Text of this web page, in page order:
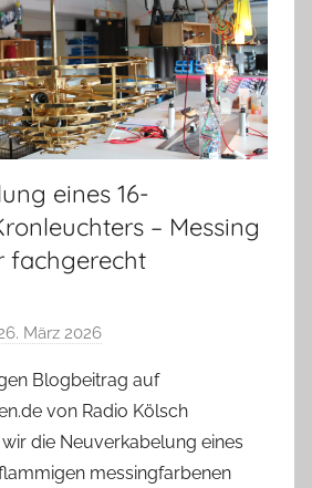
eines 16-
– Messing
fachgerecht
März 2026
n
A
n
d
Blogbeitrag auf
von Radio Kölsch
die Neuverkabelung eines
messingfarbenen